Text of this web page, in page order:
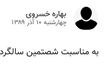
بهاره خسروی
چهارشنبه ۱۰ آذر ۱۳۸۹
به مناسبت شصتمین